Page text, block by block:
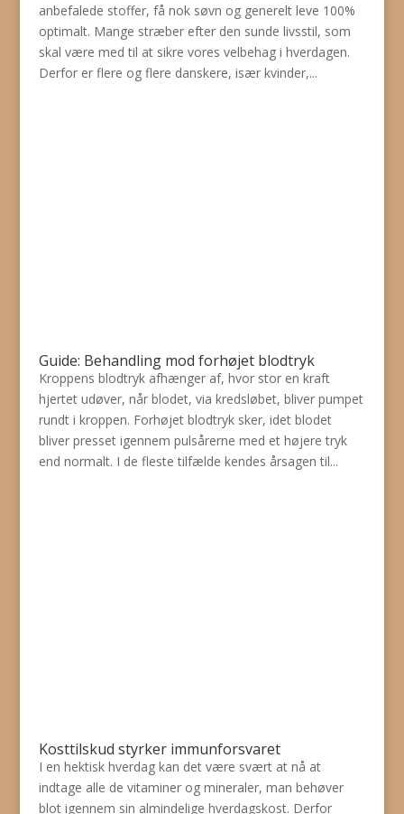
anbefalede stoffer, få nok søvn og generelt leve 100%
optimalt. Mange stræber efter den sunde livsstil, som
skal være med til at sikre vores velbehag i hverdagen.
Derfor er flere og flere danskere, især kvinder,...
Guide: Behandling mod forhøjet blodtryk
Kroppens blodtryk afhænger af, hvor stor en kraft
hjertet udøver, når blodet, via kredsløbet, bliver pumpet
rundt i kroppen. Forhøjet blodtryk sker, idet blodet
bliver presset igennem pulsårerne med et højere tryk
end normalt. I de fleste tilfælde kendes årsagen til...
Kosttilskud styrker immunforsvaret
I en hektisk hverdag kan det være svært at nå at
indtage alle de vitaminer og mineraler, man behøver
blot igennem sin almindelige hverdagskost. Derfor